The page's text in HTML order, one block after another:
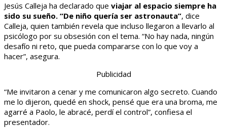
Jesús Calleja ha declarado que viajar al espacio siempre ha
sido su sueño. “De niño quería ser astronauta”, dice
Calleja, quien también revela que incluso llegaron a llevarlo al
psicólogo por su obsesión con el tema. “No hay nada, ningún
desafío ni reto, que pueda compararse con lo que voy a
hacer”, asegura.
Publicidad
“Me invitaron a cenar y me comunicaron algo secreto. Cuando
me lo dijeron, quedé en shock, pensé que era una broma, me
agarré a Paolo, le abracé, perdí el control”, confiesa el
presentador.